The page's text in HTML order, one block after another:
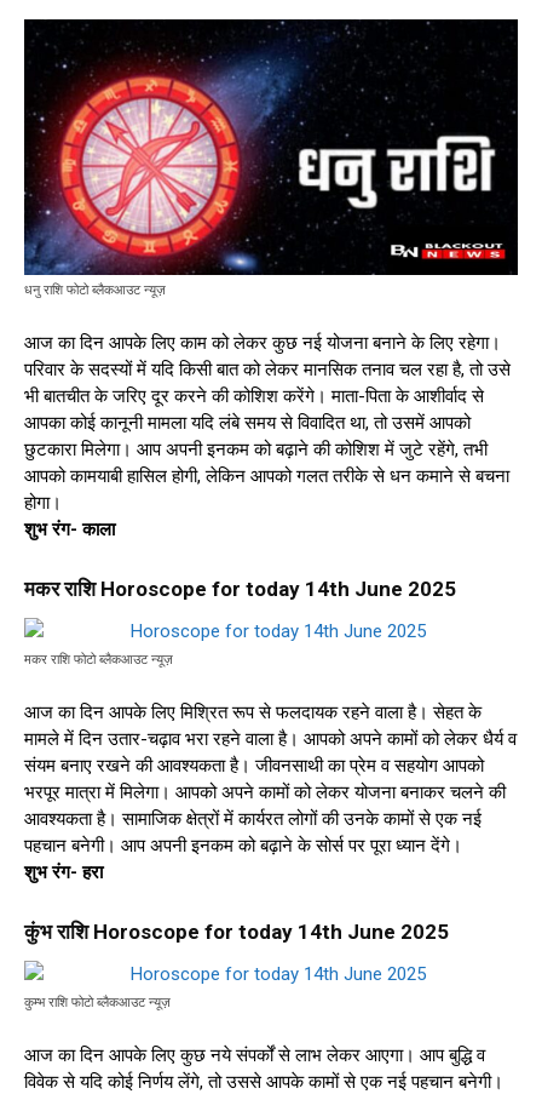
धनु राशि फोटो ब्लैकआउट न्यूज़
आज का दिन आपके लिए काम को लेकर कुछ नई योजना बनाने के लिए रहेगा।
परिवार के सदस्यों में यदि किसी बात को लेकर मानसिक तनाव चल रहा है, तो उसे
भी बातचीत के जरिए दूर करने की कोशिश करेंगे। माता-पिता के आशीर्वाद से
आपका कोई कानूनी मामला यदि लंबे समय से विवादित था, तो उसमें आपको
छुटकारा मिलेगा। आप अपनी इनकम को बढ़ाने की कोशिश में जुटे रहेंगे, तभी
आपको कामयाबी हासिल होगी, लेकिन आपको गलत तरीके से धन कमाने से बचना
होगा।
शुभ रंग- काला
मकर राशि Horoscope for today 14th June 2025
मकर राशि फोटो ब्लैकआउट न्यूज़
आज का दिन आपके लिए मिश्रित रूप से फलदायक रहने वाला है। सेहत के
मामले में दिन उतार-चढ़ाव भरा रहने वाला है। आपको अपने कामों को लेकर धैर्य व
संयम बनाए रखने की आवश्यकता है। जीवनसाथी का प्रेम व सहयोग आपको
भरपूर मात्रा में मिलेगा। आपको अपने कामों को लेकर योजना बनाकर चलने की
आवश्यकता है। सामाजिक क्षेत्रों में कार्यरत लोगों की उनके कामों से एक नई
पहचान बनेगी। आप अपनी इनकम को बढ़ाने के सोर्स पर पूरा ध्यान देंगे।
शुभ रंग- हरा
कुंभ राशि Horoscope for today 14th June 2025
कुम्भ राशि फोटो ब्लैकआउट न्यूज़
आज का दिन आपके लिए कुछ नये संपर्कों से लाभ लेकर आएगा। आप बुद्धि व
विवेक से यदि कोई निर्णय लेंगे, तो उससे आपके कामों से एक नई पहचान बनेगी।